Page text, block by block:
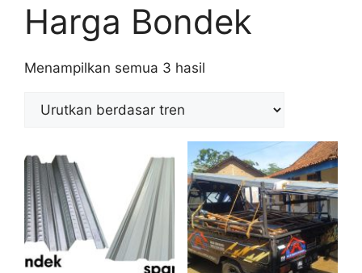
Harga Bondek
Menampilkan semua 3 hasil
popularitas